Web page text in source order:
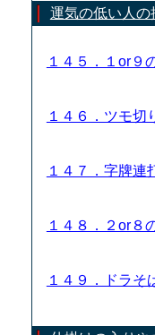
運気の低い人の
１４５．１or９
１４６．ツモ
１４７．字牌
１４８．２or８
１４９．ドラ